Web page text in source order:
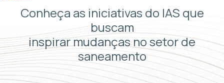
Conheça as iniciativas do IAS que
buscam
inspirar mudanças no setor de
saneamento